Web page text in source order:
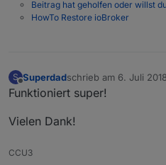
Beitrag hat geholfen oder willst
HowTo Restore ioBroker
S
Offline
Superdadschrieb am 6. Juli
zuletzt editiert von
Funktioniert super!
Vielen Dank!
CCU3